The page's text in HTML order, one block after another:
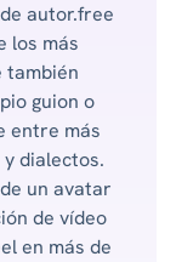
autor.free
los más
también
guion o
entre más
dialectos.
un avatar
de vídeo
en más de